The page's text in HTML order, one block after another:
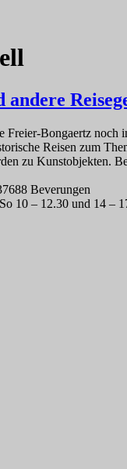
Bongaertz noch
Reisen zum
zu Kunstobjekten.
Beverungen
10 – 12.30 und 14 –